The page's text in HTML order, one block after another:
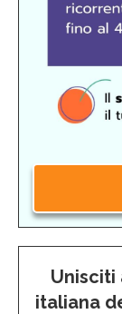
Unisciti
italiana